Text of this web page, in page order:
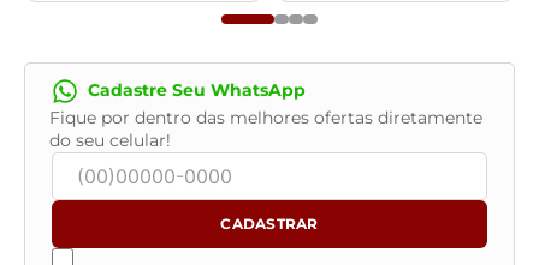
Cadastre Seu WhatsApp
Fique por dentro das melhores ofertas diretamente
do seu celular!
CADASTRAR